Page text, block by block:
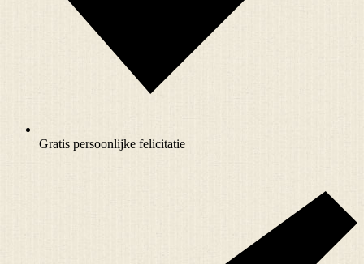
Gratis persoonlijke felicitatie